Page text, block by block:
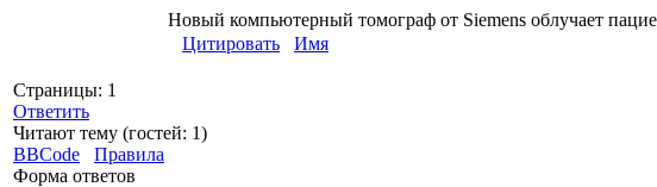
Новый компьютерный томограф от Siemens облучает
Цитировать
Имя
Страницы: 1
Ответить
Читают тему (гостей: 1)
BBCode
Правила
Форма ответов